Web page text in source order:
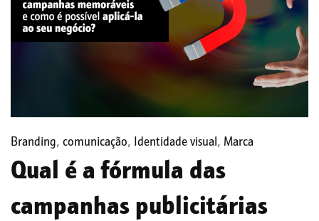
Branding, comunicação, Identidade visual, Marca
Qual é a fórmula das
campanhas publicitárias